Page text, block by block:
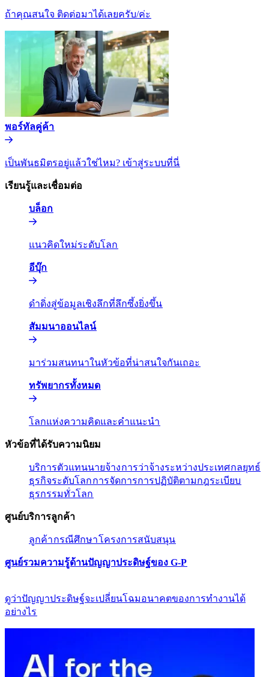
ถ้าคุณสนใจ ติดต่อมาได้เลยครับ/ค่ะ​​
พอร์ทัลคู่ค้า​​
เป็นพันธมิตรอยู่แล้วใช่ไหม? เข้าสู่ระบบที่นี่​​
เรียนรู้และเชื่อมต่อ​​
บล็อก​​
แนวคิดใหม่ระดับโลก​​
อีบุ๊ก​​
ดำดิ่งสู่ข้อมูลเชิงลึกที่ลึกซึ้งยิ่งขึ้น​​
สัมมนาออนไลน์​​
มาร่วมสนทนาในหัวข้อที่น่าสนใจกันเถอะ​​
ทรัพยากรทั้งหมด​​
โลกแห่งความคิดและคำแนะนำ​​
หัวข้อที่ได้รับความนิยม​​
บริการตัวแทนนายจ้าง​​การว่าจ้างระหว่างประเทศ​​กลยุทธ์
ธุรกิจระดับโลก​​การจัดการการปฏิบัติตามกฎระเบียบ​​
ธุรกรรมทั่วโลก​​
ศูนย์บริการลูกค้า​​
ลูกค้า​​กรณีศึกษา​​โครงการสนับสนุน​​
ศูนย์รวมความรู้ด้านปัญญาประดิษฐ์ของ G-P​​
ดูว่าปัญญาประดิษฐ์จะเปลี่ยนโฉมอนาคตของการทำงานได้
อย่างไร​​